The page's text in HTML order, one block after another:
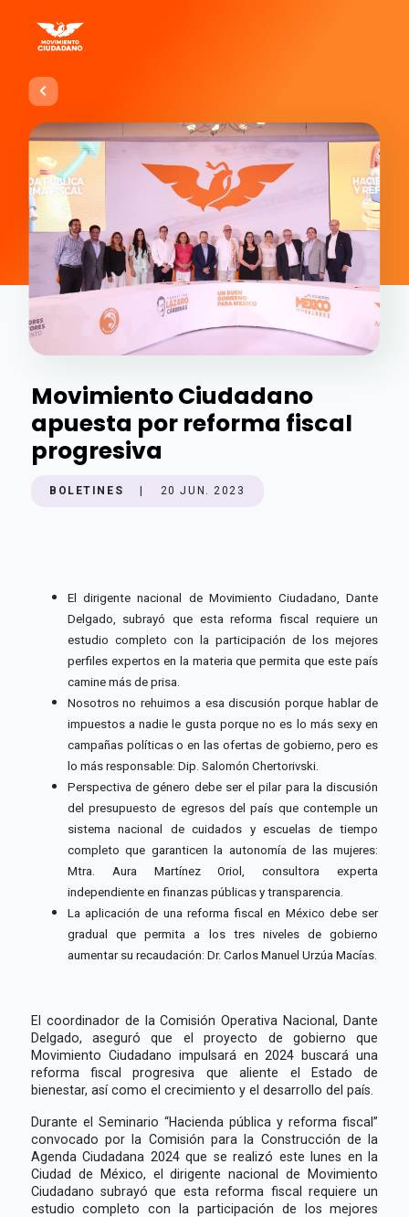
Movimiento Ciudadano
apuesta por reforma fiscal
progresiva
BOLETINES 20 JUN. 2023
El dirigente nacional de Movimiento Ciudadano, Dante
Delgado, subrayó que esta reforma fiscal requiere un
estudio completo con la participación de los mejores
perfiles expertos en la materia que permita que este país
camine más de prisa.
Nosotros no rehuimos a esa discusión porque hablar de
impuestos a nadie le gusta porque no es lo más sexy en
campañas políticas o en las ofertas de gobierno, pero es
lo más responsable: Dip. Salomón Chertorivski.
Perspectiva de género debe ser el pilar para la discusión
del presupuesto de egresos del país que contemple un
sistema nacional de cuidados y escuelas de tiempo
completo que garanticen la autonomía de las mujeres:
Mtra. Aura Martínez Oriol, consultora experta
independiente en finanzas públicas y transparencia.
La aplicación de una reforma fiscal en México debe ser
gradual que permita a los tres niveles de gobierno
aumentar su recaudación: Dr. Carlos Manuel Urzúa Macías.
El coordinador de la Comisión Operativa Nacional, Dante
Delgado, aseguró que el proyecto de gobierno que
Movimiento Ciudadano impulsará en 2024 buscará una
reforma fiscal progresiva que aliente el Estado de
bienestar, así como el crecimiento y el desarrollo del país.
Durante el Seminario “Hacienda pública y reforma fiscal”
convocado por la Comisión para la Construcción de la
Agenda Ciudadana 2024 que se realizó este lunes en la
Ciudad de México, el dirigente nacional de Movimiento
Ciudadano subrayó que esta reforma fiscal requiere un
estudio completo con la participación de los mejores